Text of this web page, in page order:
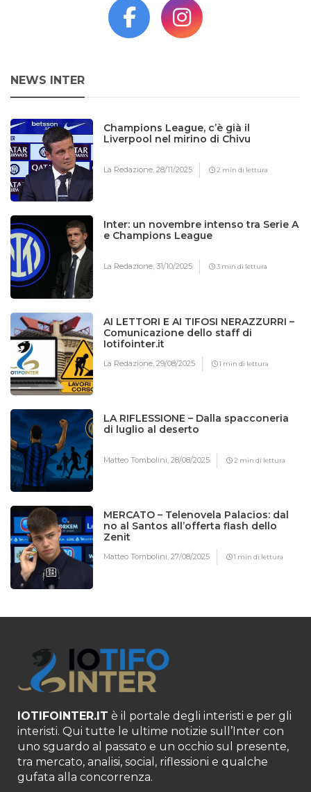
NEWS INTER
Champions League, c’è già il
Liverpool nel mirino di Chivu
La Redazione,28/11/2025 2 min di lettura
Inter: un novembre intenso tra Serie A
e Champions League
La Redazione,31/10/2025 3 min di lettura
AI LETTORI E AI TIFOSI NERAZZURRI –
Comunicazione dello staff di
Iotifointer.it
La Redazione,29/08/2025 1 min di lettura
LA RIFLESSIONE – Dalla spacconeria
di luglio al deserto
Matteo Tombolini,28/08/2025 2 min di lettura
MERCATO – Telenovela Palacios: dal
no al Santos all’offerta flash dello
Zenit
Matteo Tombolini,27/08/2025 1 min di lettura
IOTIFOINTER.IT è il portale degli interisti e per gli
interisti. Qui tutte le ultime notizie sull’Inter con
uno sguardo al passato e un occhio sul presente,
tra mercato, analisi, social, riflessioni e qualche
gufata alla concorrenza.